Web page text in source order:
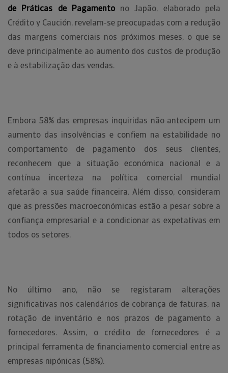
de Práticas de Pagamentono Japão, elaborado pela
Crédito y Caución, revelam-se preocupadas com a redução
das margens comerciais nos próximos meses, o que se
deve principalmente ao aumento dos custos de produção
e à estabilização das vendas.
Embora 58% das empresas inquiridas não antecipem um
aumento das insolvências e confiem na estabilidade no
comportamento de pagamento dos seus clientes,
reconhecem que a situação económica nacional e a
contínua incerteza na política comercial mundial
afetarão a sua saúde financeira. Além disso, consideram
que as pressões macroeconómicas estão a pesar sobre a
confiança empresarial e a condicionar as expetativas em
todos os setores.
No último ano, não se registaram alterações
significativas nos calendários de cobrança de faturas, na
rotação de inventário e nos prazos de pagamento a
fornecedores. Assim, o crédito de fornecedores é a
principal ferramenta de financiamento comercial entre as
empresas nipónicas (58%).